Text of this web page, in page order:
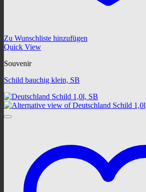
Zu Wunschliste hinzufügen
Quick View
Souvenir
Schild bauchig klein, SB